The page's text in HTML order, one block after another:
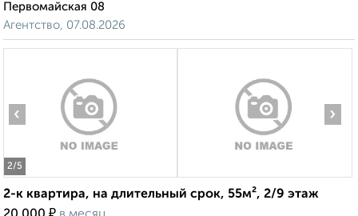
Первомайская 08
Агентство, 07.08.2026
2/5
‹ ›
2-к квартира, на длительный срок, 55м², 2/9 этаж